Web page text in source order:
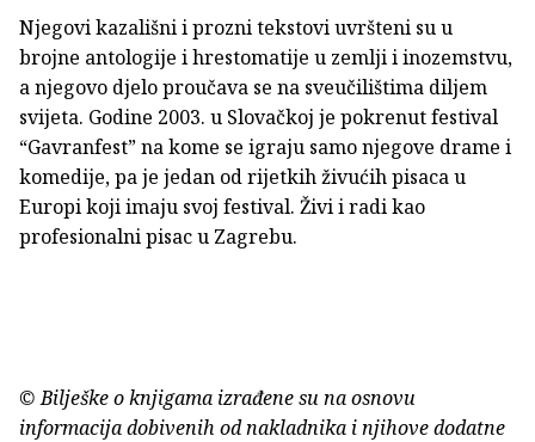
Njegovi kazališni i prozni tekstovi uvršteni su u
brojne antologije i hrestomatije u zemlji i inozemstvu,
a njegovo djelo proučava se na sveučilištima diljem
svijeta. Godine 2003. u Slovačkoj je pokrenut festival
“Gavranfest” na kome se igraju samo njegove drame i
komedije, pa je jedan od rijetkih živućih pisaca u
Europi koji imaju svoj festival. Živi i radi kao
profesionalni pisac u Zagrebu.
© Bilješke o knjigama izrađene su na osnovu
informacija dobivenih od nakladnika i njihove dodatne